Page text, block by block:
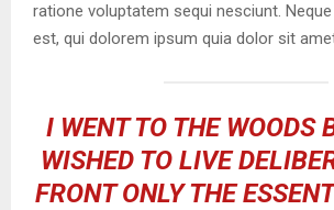
ratione voluptatem sequi nesciunt.
est, qui dolorem ipsum quia dolor sit
I WENT TO THE WOODS
WISHED TO LIVE
FRONT ONLY THE